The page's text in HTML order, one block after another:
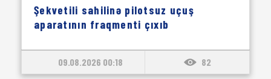
Şekvetili sahilinə pilotsuz uçuş
aparatının fraqmenti çıxıb
09.08.2026 00:18 82